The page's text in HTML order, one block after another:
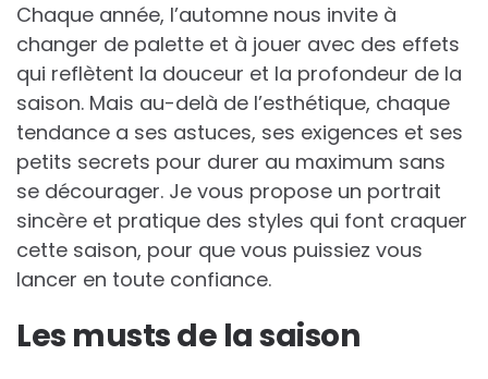
Chaque année, l’automne nous invite à
changer de palette et à jouer avec des effets
qui reflètent la douceur et la profondeur de la
saison. Mais au-delà de l’esthétique, chaque
tendance a ses astuces, ses exigences et ses
petits secrets pour durer au maximum sans
se décourager. Je vous propose un portrait
sincère et pratique des styles qui font craquer
cette saison, pour que vous puissiez vous
lancer en toute confiance.
Les musts de la saison